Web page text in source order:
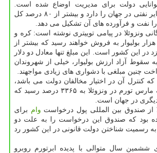
دولت برای مدیریت اوضاع شده است.
ونزوئلا بیشترین ذخایر نفتی در جهان را دارد و بیشتر از ۸۰ درصد کل
نفت و فرآورده های آن تشکیل می دهد.
ونزوئلا در پیامی توییتری نوشته است: کره و
به قیمت ۴۰۰ هزار بولیوار به فروش خواهند رسید که بیشتر از
این کشور است. این مبلغ تنها معادل دو دلار
سقوط آزاد ارزش بولیوار، خیلی از شهروندان
چنین مبلغی با دشواری های زیادی مواجهند.
کنترل آن در اختیار مخالفان دولت می باشد،
در 12 ماه منتهی به مارس تورم در ونزوئلا به ۳۳۶۵ درصد رسید که
در جهان است.
از صندوق بین المللی پول درخواست وام برای
بود که صندوق این درخواست را به علت دو
رسمیت شناختن دولت قانونی در این کشور رد
ششمین سال متوالی با پدیده ابرتورم روبرو